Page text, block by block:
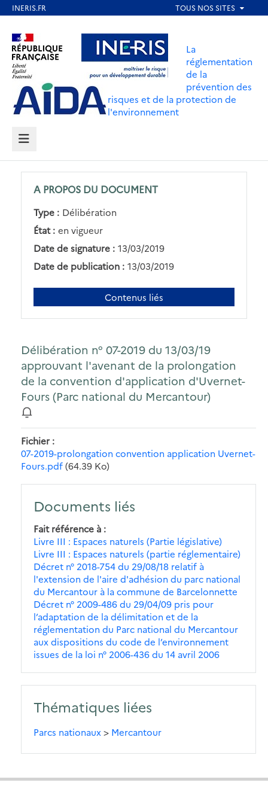
contenu
principal
Aller au contenu Aller au menu
Aller au pied de page
La
réglementation
de la
prévention des
risques et de la protection de
l'environnement
MENU
A PROPOS DU DOCUMENT
Type : Délibération
État : en vigueur
Date de signature : 13/03/2019
Date de publication : 13/03/2019
Contenus liés
Délibération n° 07-2019 du 13/03/19
approuvant l'avenant de la prolongation
de la convention d'application d'Uvernet-
Fours (Parc national du Mercantour)
Fichier
07-2019-prolongation convention application Uvernet-
Fours.pdf(64.39 Ko)
Documents liés
Fait référence à
Livre III : Espaces naturels (Partie législative)
Livre III : Espaces naturels (partie réglementaire)
Décret n° 2018-754 du 29/08/18 relatif à
l'extension de l'aire d'adhésion du parc national
du Mercantour à la commune de Barcelonnette
Décret n° 2009-486 du 29/04/09 pris pour
l’adaptation de la délimitation et de la
réglementation du Parc national du Mercantour
aux dispositions du code de l’environnement
issues de la loi n° 2006-436 du 14 avril 2006
Thématiques liées
Parcs nationaux> Mercantour